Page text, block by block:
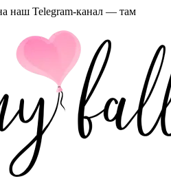
наш Telegram-канал — там